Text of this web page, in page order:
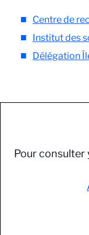
Centre de
Institut des
Délégation
Pour consulter